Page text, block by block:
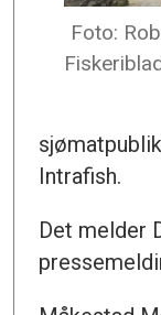
Foto:
Intrafish.
Det melder